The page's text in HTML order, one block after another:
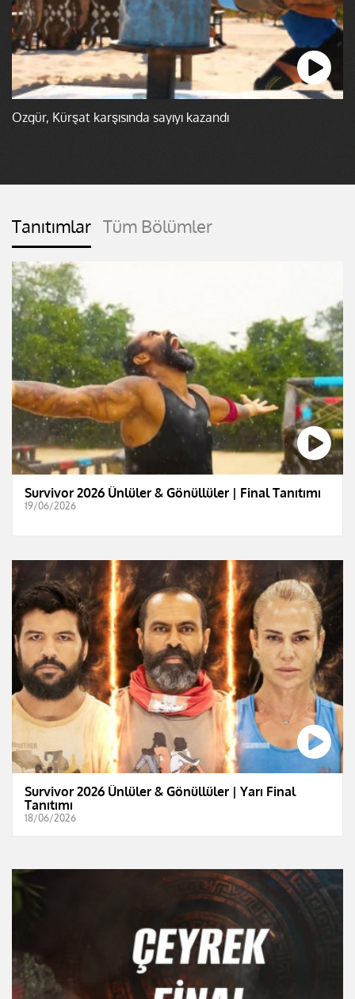
Özgür, Kürşat karşısında sayıyı kazandı
Tanıtımlar Tüm Bölümler
Survivor 2026 Ünlüler & Gönüllüler | Final Tanıtımı
19/06/2026
Survivor 2026 Ünlüler & Gönüllüler | Yarı Final
Tanıtımı
18/06/2026